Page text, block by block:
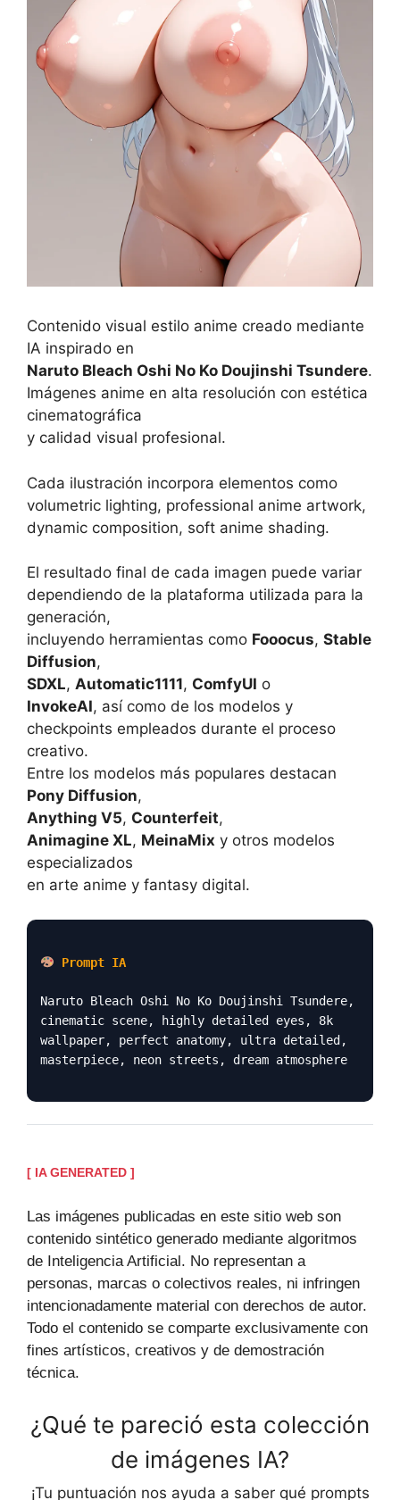
Contenido visual estilo anime creado mediante
IA inspirado en
Naruto Bleach Oshi No Ko Doujinshi Tsundere.
Imágenes anime en alta resolución con estética
cinematográfica
y calidad visual profesional.
Cada ilustración incorpora elementos como
volumetric lighting, professional anime artwork,
dynamic composition, soft anime shading.
El resultado final de cada imagen puede variar
dependiendo de la plataforma utilizada para la
generación,
incluyendo herramientas como Fooocus, Stable
Diffusion,
SDXL, Automatic1111, ComfyUI o
InvokeAI, así como de los modelos y
checkpoints empleados durante el proceso
creativo.
Entre los modelos más populares destacan
Pony Diffusion,
Anything V5, Counterfeit,
Animagine XL, MeinaMix y otros modelos
especializados
en arte anime y fantasy digital.
Prompt IA
Naruto Bleach Oshi No Ko Doujinshi Tsundere,
cinematic scene, highly detailed eyes, 8k
wallpaper, perfect anatomy, ultra detailed,
masterpiece, neon streets, dream atmosphere
[ IA GENERATED ]
Las imágenes publicadas en este sitio web son
contenido sintético generado mediante algoritmos
de Inteligencia Artificial. No representan a
personas, marcas o colectivos reales, ni infringen
intencionadamente material con derechos de autor.
Todo el contenido se comparte exclusivamente con
fines artísticos, creativos y de demostración
técnica.
¿Qué te pareció esta colección
de imágenes IA?
¡Tu puntuación nos ayuda a saber qué prompts